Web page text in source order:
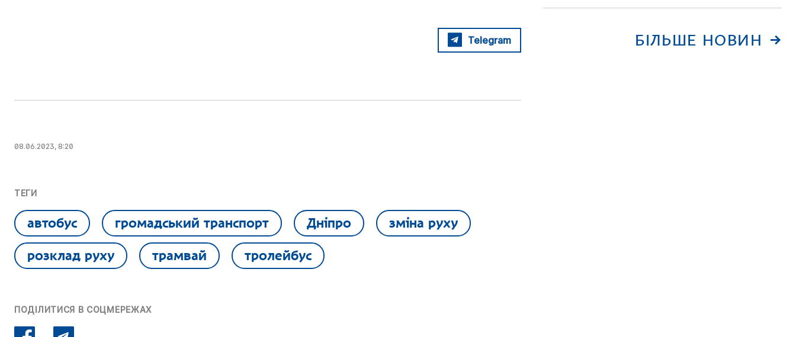
Telegram
08.06.2023, 8:20
ТЕГИ
автобус громадський транспорт Дніпро зміна руху
розклад руху трамвай тролейбус
ПОДІЛИТИСЯ В СОЦМЕРЕЖАХ
БІЛЬШЕ НОВИН